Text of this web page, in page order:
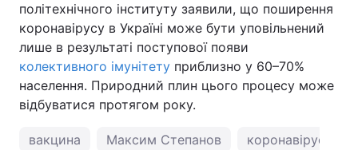
політехнічного інституту заявили, що поширення
коронавірусу в Україні може бути уповільнений
лише в результаті поступової появи
колективного імунітету приблизно у 60–70%
населення. Природний плин цього процесу може
відбуватися протягом року.
вакцина Максим Степанов коронавірус в